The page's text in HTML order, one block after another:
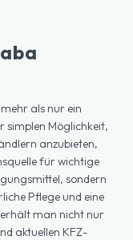
als nur ein
simplen Möglichkeit,
anzubieten,
für wichtige
sondern
Pflege und eine
man nicht nur
aktuellen KFZ-